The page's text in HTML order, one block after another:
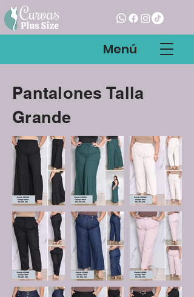
Menú
Pantalones Talla
Grande